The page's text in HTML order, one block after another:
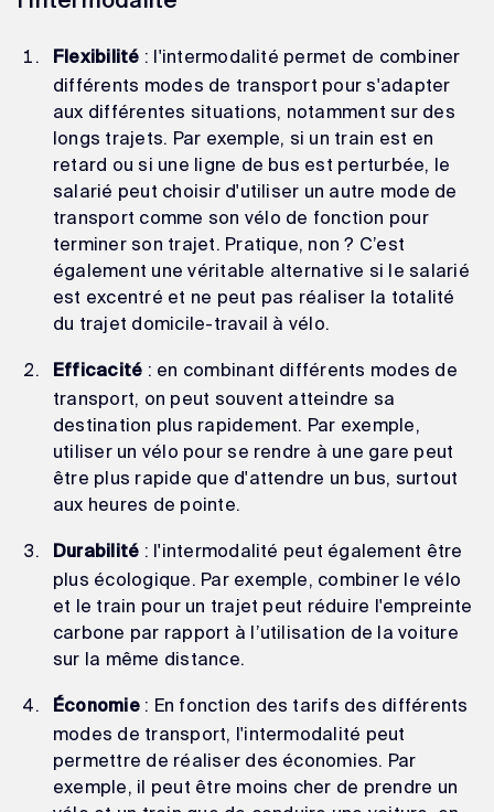
Flexibilité : l'intermodalité permet de combiner
différents modes de transport pour s'adapter
aux différentes situations, notamment sur des
longs trajets. Par exemple, si un train est en
retard ou si une ligne de bus est perturbée, le
salarié peut choisir d'utiliser un autre mode de
transport comme son vélo de fonction pour
terminer son trajet. Pratique, non ? C’est
également une véritable alternative si le salarié
est excentré et ne peut pas réaliser la totalité
du trajet domicile-travail à vélo.
Efficacité : en combinant différents modes de
transport, on peut souvent atteindre sa
destination plus rapidement. Par exemple,
utiliser un vélo pour se rendre à une gare peut
être plus rapide que d'attendre un bus, surtout
aux heures de pointe.
Durabilité : l'intermodalité peut également être
plus écologique. Par exemple, combiner le vélo
et le train pour un trajet peut réduire l'empreinte
carbone par rapport à l’utilisation de la voiture
sur la même distance.
Économie: En fonction des tarifs des différents
modes de transport, l'intermodalité peut
permettre de réaliser des économies. Par
exemple, il peut être moins cher de prendre un